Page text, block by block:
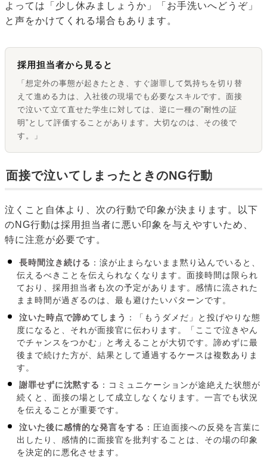
よっては「少し休みましょうか」「お手洗いへどうぞ」
と声をかけてくれる場合もあります。
採用担当者から見ると
「想定外の事態が起きたとき、すぐ謝罪して気持ちを切り替
えて進める力は、入社後の現場でも必要なスキルです。面接
で泣いて立て直せた学生に対しては、逆に一種の”耐性の証
明”として評価することがあります。大切なのは、その後で
す。」
面接で泣いてしまったときのNG行動
泣くこと自体より、次の行動で印象が決まります。以下
のNG行動は採用担当者に悪い印象を与えやすいため、
特に注意が必要です。
長時間泣き続ける ：涙が止まらないまま黙り込んでいると、
伝えるべきことを伝えられなくなります。面接時間は限られ
ており、採用担当者も次の予定があります。感情に流された
まま時間が過ぎるのは、最も避けたいパターンです。
泣いた時点で諦めてしまう
：「もうダメだ」と投げやりな態
度になると、それが面接官に伝わります。「ここで泣きやん
でチャンスをつかむ」と考えることが大切です。諦めずに最
後まで続けた方が、結果として通過するケースは複数ありま
す。
謝罪せずに沈黙する ：コミュニケーションが途絶えた状態が
続くと、面接の場として成立しなくなります。一言でも状況
を伝えることが重要です。
泣いた後に感情的な発言をする ：圧迫面接への反発を言葉に
出したり、感情的に面接官を批判することは、その場の印象
を決定的に悪化させます。